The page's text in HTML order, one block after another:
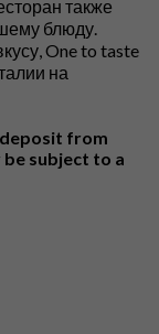
также
блюду.
One to taste
на
from
subject to a